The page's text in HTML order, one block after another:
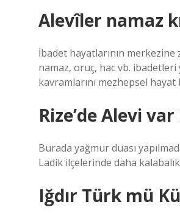
Alevîler namaz
İbadet hayatlarının
namaz, oruç, hac vb.
kavramlarını mezhepsel hayat
Rize’de Alevi var
Burada yağmur duası
Ladik ilçelerinde daha
Iğdır Türk mü